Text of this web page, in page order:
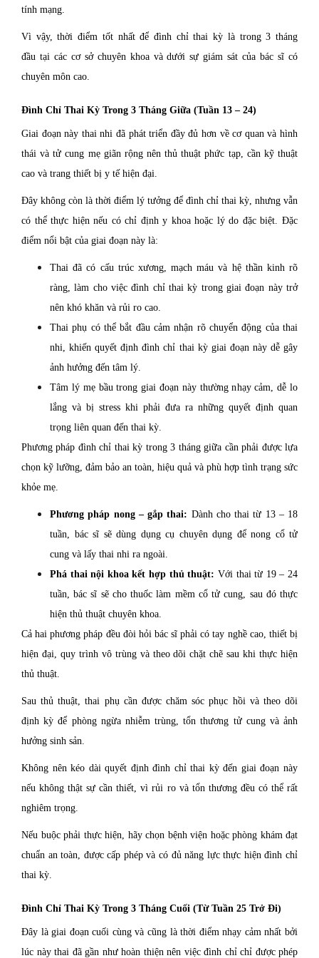
tính mạng.
Vì vậy, thời điểm tốt nhất để đình chỉ thai kỳ là trong 3 tháng
đầu tại các cơ sở chuyên khoa và dưới sự giám sát của bác sĩ có
chuyên môn cao.
Đình Chỉ Thai Kỳ Trong 3 Tháng Giữa (Tuần 13 – 24)
Giai đoạn này thai nhi đã phát triển đầy đủ hơn về cơ quan và hình
thái và tử cung mẹ giãn rộng nên thủ thuật phức tạp, cần kỹ thuật
cao và trang thiết bị y tế hiện đại.
Đây không còn là thời điểm lý tưởng để đình chỉ thai kỳ, nhưng vẫn
có thể thực hiện nếu có chỉ định y khoa hoặc lý do đặc biệt. Đặc
điểm nổi bật của giai đoạn này là:
Thai đã có cấu trúc xương, mạch máu và hệ thần kinh rõ
ràng, làm cho việc đình chỉ thai kỳ trong giai đoạn này trở
nên khó khăn và rủi ro cao.
Thai phụ có thể bắt đầu cảm nhận rõ chuyển động của thai
nhi, khiến quyết định đình chỉ thai kỳ giai đoạn này dễ gây
ảnh hưởng đến tâm lý.
Tâm lý mẹ bầu trong giai đoạn này thường nhạy cảm, dễ lo
lắng và bị stress khi phải đưa ra những quyết định quan
trọng liên quan đến thai kỳ.
Phương pháp đình chỉ thai kỳ trong 3 tháng giữa cần phải được lựa
chọn kỹ lưỡng, đảm bảo an toàn, hiệu quả và phù hợp tình trạng sức
khỏe mẹ.
Phương pháp nong – gắp thai: Dành cho thai từ 13 – 18
tuần, bác sĩ sẽ dùng dụng cụ chuyên dụng để nong cổ tử
cung và lấy thai nhi ra ngoài.
Phá thai nội khoa kết hợp thủ thuật: Với thai từ 19 – 24
tuần, bác sĩ sẽ cho thuốc làm mềm cổ tử cung, sau đó thực
hiện thủ thuật chuyên khoa.
Cả hai phương pháp đều đòi hỏi bác sĩ phải có tay nghề cao, thiết bị
hiện đại, quy trình vô trùng và theo dõi chặt chẽ sau khi thực hiện
thủ thuật.
Sau thủ thuật, thai phụ cần được chăm sóc phục hồi và theo dõi
định kỳ để phòng ngừa nhiễm trùng, tổn thương tử cung và ảnh
hưởng sinh sản.
Không nên kéo dài quyết định đình chỉ thai kỳ đến giai đoạn này
nếu không thật sự cần thiết, vì rủi ro và tổn thương đều có thể rất
nghiêm trọng.
Nếu buộc phải thực hiện, hãy chọn bệnh viện hoặc phòng khám đạt
chuẩn an toàn, được cấp phép và có đủ năng lực thực hiện đình chỉ
thai kỳ.
Đình Chỉ Thai Kỳ Trong 3 Tháng Cuối (Từ Tuần 25 Trở Đi)
Đây là giai đoạn cuối cùng và cũng là thời điểm nhạy cảm nhất bởi
lúc này thai đã gần như hoàn thiện nên việc đình chỉ chỉ được phép